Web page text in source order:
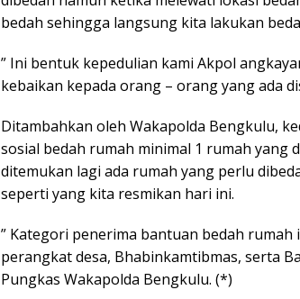
bedah sehingga langsung kita lakukan
” Ini bentuk kepedulian kami Akpol
kebaikan kepada orang – orang yang ada
Ditambahkan oleh Wakapolda Bengkulu,
sosial bedah rumah minimal 1 rumah yang
ditemukan lagi ada rumah yang perlu
seperti yang kita resmikan hari ini.
” Kategori penerima bantuan bedah
perangkat desa, Bhabinkamtibmas, serta
Pungkas Wakapolda Bengkulu. (*)